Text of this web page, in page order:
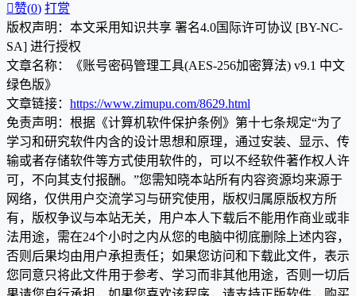
赞(0) 打赏
版权声明：本文采用知识共享 署名4.0国际许可协议 [BY-NC-
SA] 进行授权
文章名称：《账号密码管理工具(AES-256加密算法) v9.1 中文
绿色版》
文章链接： https://www.zimupu.com/8629.html
免责声明：根据《计算机软件保护条例》第十七条规定“为了
学习和研究软件内含的设计思想和原理，通过安装、显示、传
输或者存储软件等方式使用软件的，可以不经软件著作权人许
可，不向其支付报酬。”您需知晓本站所有内容资源均来源于
网络，仅供用户交流学习与研究使用，版权归属原版权方所
有，版权争议与本站无关，用户本人下载后不能用作商业或非
法用途，需在24个小时之内从您的电脑中彻底删除上述内容，
否则后果均由用户承担责任；如果您访问和下载此文件，表示
您同意只将此文件用于参考、学习而非其他用途，否则一切后